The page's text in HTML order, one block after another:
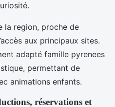
la region, proche de
aux principaux sites.
adapté famille pyrenees
permettant de
animations enfants.
réservations et